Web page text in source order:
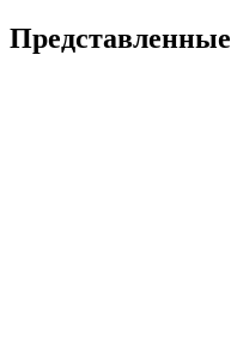
Представленные